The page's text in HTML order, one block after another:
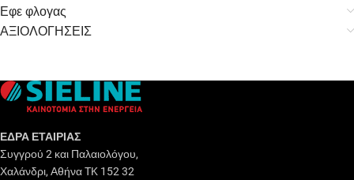
Εφε φλογας
ΑΞΙΟΛΟΓΗΣΕΙΣ
ΕΔΡΑ ΕΤΑΙΡΙΑΣ
Συγγρού 2 και Παλαιολόγου,
Χαλάνδρι, Αθήνα TK 152 32